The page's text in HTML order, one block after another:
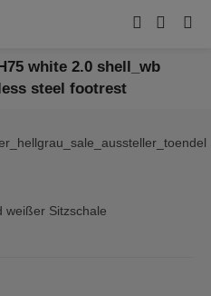
white 2.0 shell_wb
steel footrest
weißer Sitzschale